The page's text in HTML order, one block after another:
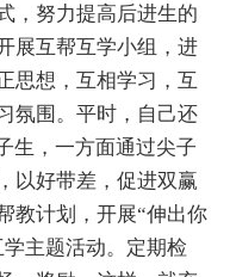
，努力提高后进生的
展互帮互学小组，进
思想，互相学习，互
氛围。平时，自己还
生，一方面通过尖子
以好带差，促进双赢
教计划，开展“伸出你
主题活动。定期检